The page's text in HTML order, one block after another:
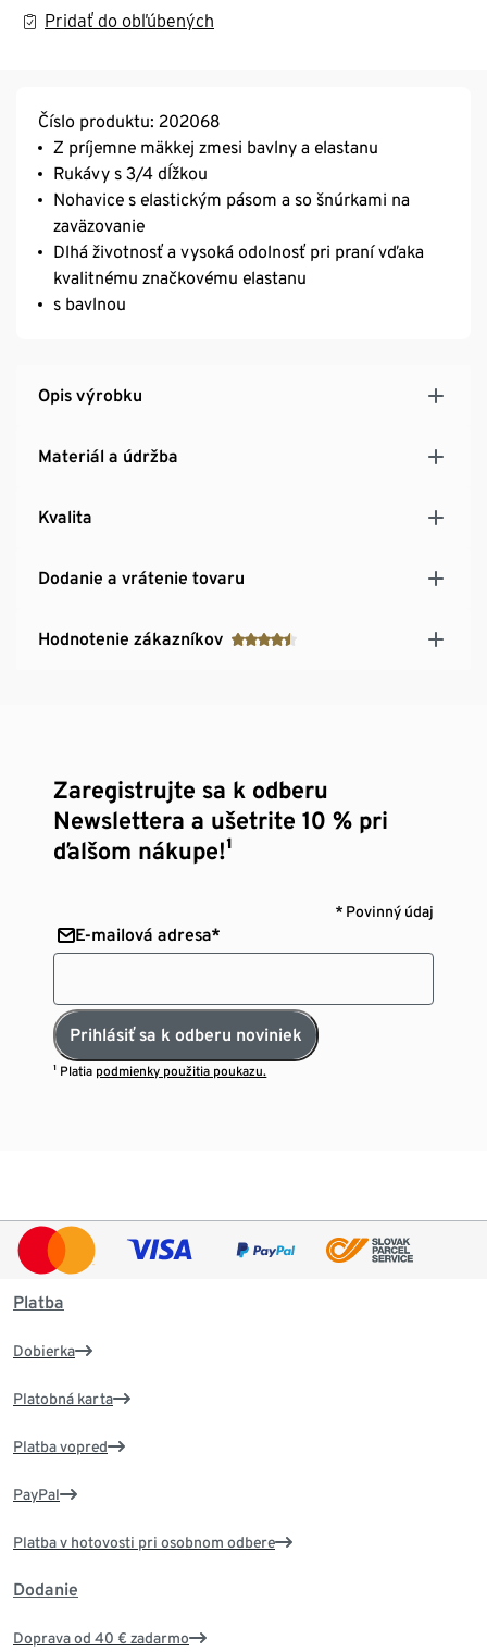
Pridať do obľúbených
Číslo produktu: 202068
Z príjemne mäkkej zmesi bavlny a elastanu
Rukávy s 3/4 dĺžkou
Nohavice s elastickým pásom a so šnúrkami na
zaväzovanie
Dlhá životnosť a vysoká odolnosť pri praní vďaka
kvalitnému značkovému elastanu
s bavlnou
Opis výrobku
Materiál a údržba
Kvalita
Dodanie a vrátenie tovaru
Hodnotenie zákazníkov
Zaregistrujte sa k odberu
Newslettera a ušetrite 10 % pri
ďalšom nákupe!¹
* Povinný údaj
E-mailová adresa*
Prihlásiť sa k odberu noviniek
¹ Platia podmienky použitia poukazu.
Platba
Dobierka
Platobná karta
Platba vopred
PayPal
Platba v hotovosti pri osobnom odbere
Dodanie
Doprava od 40 € zadarmo